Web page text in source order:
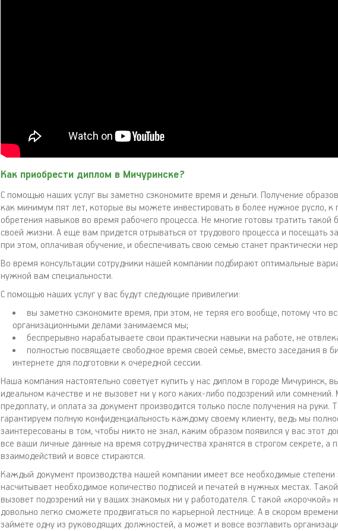
Как приобрести диплом в Мичуринске?
С помощью наших услуг вы заметно сэкономите время и деньги. Получение
как минимум пят лет, которые вы можете инвестировать в более нужное русло, к
обретения навыков во время рабочего процесса. Не многие готовы тратить такой
своей жизни. А еще вам придется отрываться от трудового процесса и посещать
при этом, оплачивая обучение, и обеспечивать свою семью станет практически
Во время консультации сотрудники нашей компании подбирают оптимальные
нужной вам специальности.
С помощью наших услуг у вас будут следующие привилегии:
вы заметно сэкономите время, при этом, не теряя его вообще, потому что
организационными делами занимаемся мы;
беспрерывно нарабатываете свои практически навыки на работе, не
полностью посвящаете свободное время своей семье, вместо заседания в
интернете для подготовки к очередной сессии.
Наша компания настоятельно советует купить у нас диплом в городе Мичуринск,
идеальном качестве и не вызовет ни у кого каких-либо подозрений или
предоплату, и оплата за документ производится только после получения на руки.
гарантируем полную конфиденциальность каждому своему клиенту, ведь мы
заинтересованы в том, чтобы никто не знал, каким образом появился у вас этот
все ваши личные данные на время сотрудничества хранятся в строгом секрете, а
взаимодействий и вовсе стираются.
Каждый документ производства нашей компании имеет все необходимые
насчитывает необходимое количество подписей и печатей в нужных местах.
вызовет подозрений ни у ваших знакомых ни у работодателя. С такой «корочкой»
довольно легко сможете продвигаться по карьерной лестнице. А в скором
займете одну из руководящих должностей, а может и вовсе возглавить